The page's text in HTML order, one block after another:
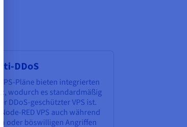
DDoS
VPS-Pläne bieten integrierten
wodurch es standardmäßig
DDoS-geschützter VPS ist.
RED VPS auch während
oder böswilligen Angriffen